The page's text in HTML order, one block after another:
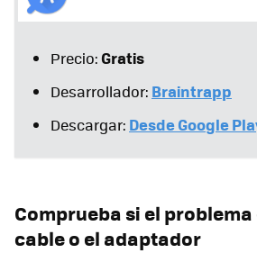
Precio:Gratis
Desarrollador: Braintrapp
Descargar: Desde Google
Comprueba si el problema
cable o el adaptador